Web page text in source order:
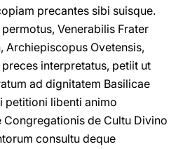
precantes sibi suisque.
Venerabilis Frater
Archiepiscopus Ovetensis,
interpretatus, petiit ut
ad dignitatem Basilicae
petitioni libenti animo
Congregationis de Cultu Divino
consultu deque